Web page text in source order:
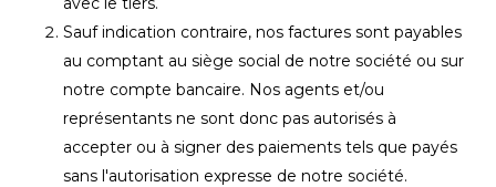
Sauf indication contraire, nos factures sont payables
au comptant au siège social de notre société ou sur
notre compte bancaire. Nos agents et/ou
représentants ne sont donc pas autorisés à
accepter ou à signer des paiements tels que payés
sans l'autorisation expresse de notre société.